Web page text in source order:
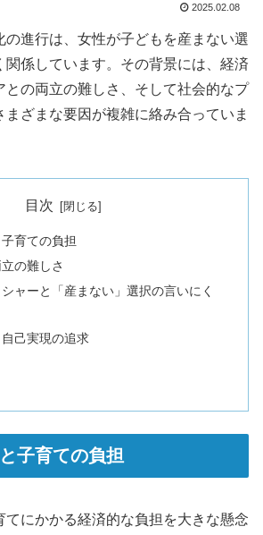
2025.02.08
の進行は、女性が子どもを産まない選
関係しています。その背景には、経済
との両立の難しさ、そして社会的なプ
まざまな要因が複雑に絡み合っていま
目次
育ての負担
の難しさ
ャーと「産まない」選択の言いにく
己実現の追求
子育ての負担
てにかかる経済的な負担を大きな懸念